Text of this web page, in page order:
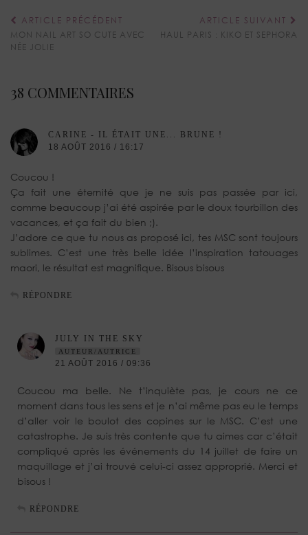
ARTICLE PRÉCÉDENT
MON NAIL ART SO CUTE AVEC
NÉE JOLIE
ARTICLE SUIVANT
HAUL PARIS : KIKO ET SEPHORA
38 COMMENTAIRES
CARINE - IL ÉTAIT UNE... BRUNE !
18 AOÛT 2016 / 16:17
Coucou !
Ça fait une éternité que je ne suis pas passée par ici,
comme beaucoup j’ai été aspirée par le doux tourbillon des
vacances, et ça fait du bien ;).
J’adore ce que tu nous as proposé ici, tes MSC sont toujours
sublimes. C’est une très belle idée l’inspiration tatouages
maori, le résultat est magnifique. Bisous bisous
RÉPONDRE
JULY IN THE SKY
AUTEUR/AUTRICE
21 AOÛT 2016 / 09:36
Coucou ma belle. Ne t’inquiète pas, je cours ne ce
moment dans tous les sens et je n’ai même pas eu le temps
d’aller voir le boulot des copines sur le MSC. C’est une
catastrophe. Je suis très contente que tu aimes car c’était
compliqué après les événements du 14 juillet de faire un
maquillage et j’ai trouvé celui-ci assez approprié. Merci et
bisous !
RÉPONDRE